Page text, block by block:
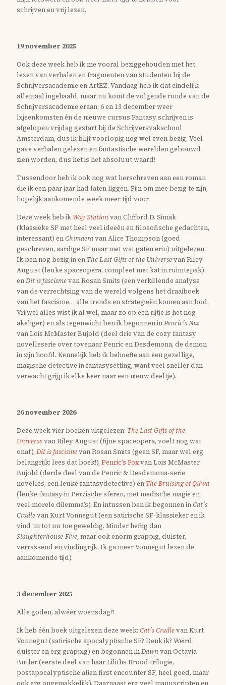
schrijven en vrij lezen.
19 november 2025
Ook deze week heb ik me vooral beziggehouden met het
lezen van verhalen en fragmenten van studenten bij de
Schrijversacademie en ArtEZ. Vandaag heb ik dat eindelijk
allemaal ingehaald, maar nu komt de volgende ronde van de
Schrijversacademie eraan: 6 en 13 december weer
bijeenkomsten én de nieuwe cursus Fantasy schrijven is
afgelopen vrijdag gestart bij de Schrijversvakschool
Amsterdam, dus ik blijf voorlopig nog wel even bezig. Veel
gave verhalen gelezen en fantastische werelden gebouwd
zien worden, dus het is het absoluut waard!
Tussendoor heb ik ook nog wat herschreven aan een roman
die ik een paar jaar had laten liggen. Fijn om mee bezig te zijn,
hopelijk aankomende week meer tijd voor.
Deze week heb ik Way Stationvan Clifford D. Simak
(klassieke SF met heel veel ideeën en filosofische gedachten,
interessant) enChimaeravan Alice Thompson (goed
geschreven, aardige SF maar met wat gaten erin) uitgelezen.
Ik ben nog bezig in en The Last Gifts of the Universevan Riley
August (leuke spaceopera, compleet met kat in ruimtepak)
enDit is fascismevan Rosan Smits (een verkillende analyse
van de verrechtsing van de wereld volgens het draaiboek
van het fascisme… alle trends en strategieën komen aan bod.
Vrijwel alles wist ik al wel, maar zo op een rijtje is het nog
akeliger) en als tegenwicht ben ik begonnen inPenric’s Fox
van Lois McMaster Bujold (deel drie van de cozy fantasy
novelleserie over tovenaar Penric en Desdemona, de demon
in zijn hoofd. Kennelijk heb ik behoefte aan een gezellige,
magische detective in fantasysetting, want veel sneller dan
verwacht grijp ik elke keer naar een nieuw deeltje).
26 november 2026
Deze week vier boeken uitgelezen: The Last Gifts of the
Universevan Riley August (fijne spaceopera, voelt nog wat
onaf), Dit is fascismevan Rosan Smits (geen SF, maar wel erg
belangrijk: lees dat boek!), Penric’s Foxvan Lois McMaster
Bujold (derde deel van de Penric & Desdemona-serie
novelles, een leuke fantasydetective) en The Bruising of Qilwa
(leuke fantasy in Perzische sferen, met medische magie en
veel morele dilemma’s). En intussen ben ik begonnen inCat’s
Cradlevan Kurt Vonnegut (een satirische SF-klassieker en ik
vind ‘m tot nu toe geweldig. Minder heftig dan
Slaughterhouse-Five, maar ook enorm grappig, duister,
verrassend en vindingrijk. Ik ga meer Vonnegut lezen de
aankomende tijd).
3 december 2025
Alle goden, alwéér woensdag?!
Ik heb één boek uitgelezen deze week: Cat’s Cradlevan Kurt
Vonnegut (satirische apocalyptische SF? Denk ik? Weird,
duister en erg grappig) en begonnen inDawnvan Octavia
Butler (eerste deel van haar Liliths Brood trilogie,
postapocalyptische alien first encounter SF, heel goed, maar
ook erg ongemakkelijk). Daarnaast erg veel manuscripten en